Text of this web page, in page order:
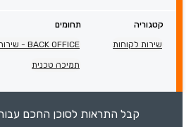
קטגוריה
תחומים
שירות לקוחות
BACK OFFICE - שירות לקוחות
תמיכה טכנית
קבל התראות לסוכן החכם עבור